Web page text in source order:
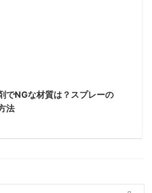
でNGな材質は？スプレーの
法